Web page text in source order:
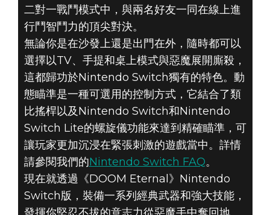
立即在
NINTENDO
SWITCH暢玩
《DOOM
ETERNAL》！
二對一戰鬥模式中，與兩名好友一同在線上進
行鬥智鬥力的頂尖對決。
無論你是在沙發上還是出門在外，隨時都可以
選擇以TV、手提和桌上模式與惡魔展開廝殺，
這都歸功於Nintendo Switch獨有的特色。動
態瞄準是一種可選用的控制方式，它結合了類
比搖桿以及Nintendo Switch和Nintendo
Switch Lite的螺旋儀功能來達到精確瞄準，可
讓玩家更加沉浸在緊張刺激的遊戲當中。詳情
請參閱我們的Nintendo Switch FAQ。
現在就透過《DOOM Eternal》Nintendo
Switch版，裝備一系列經典武器和強大技能，